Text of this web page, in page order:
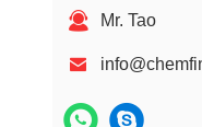
Mr. Tao